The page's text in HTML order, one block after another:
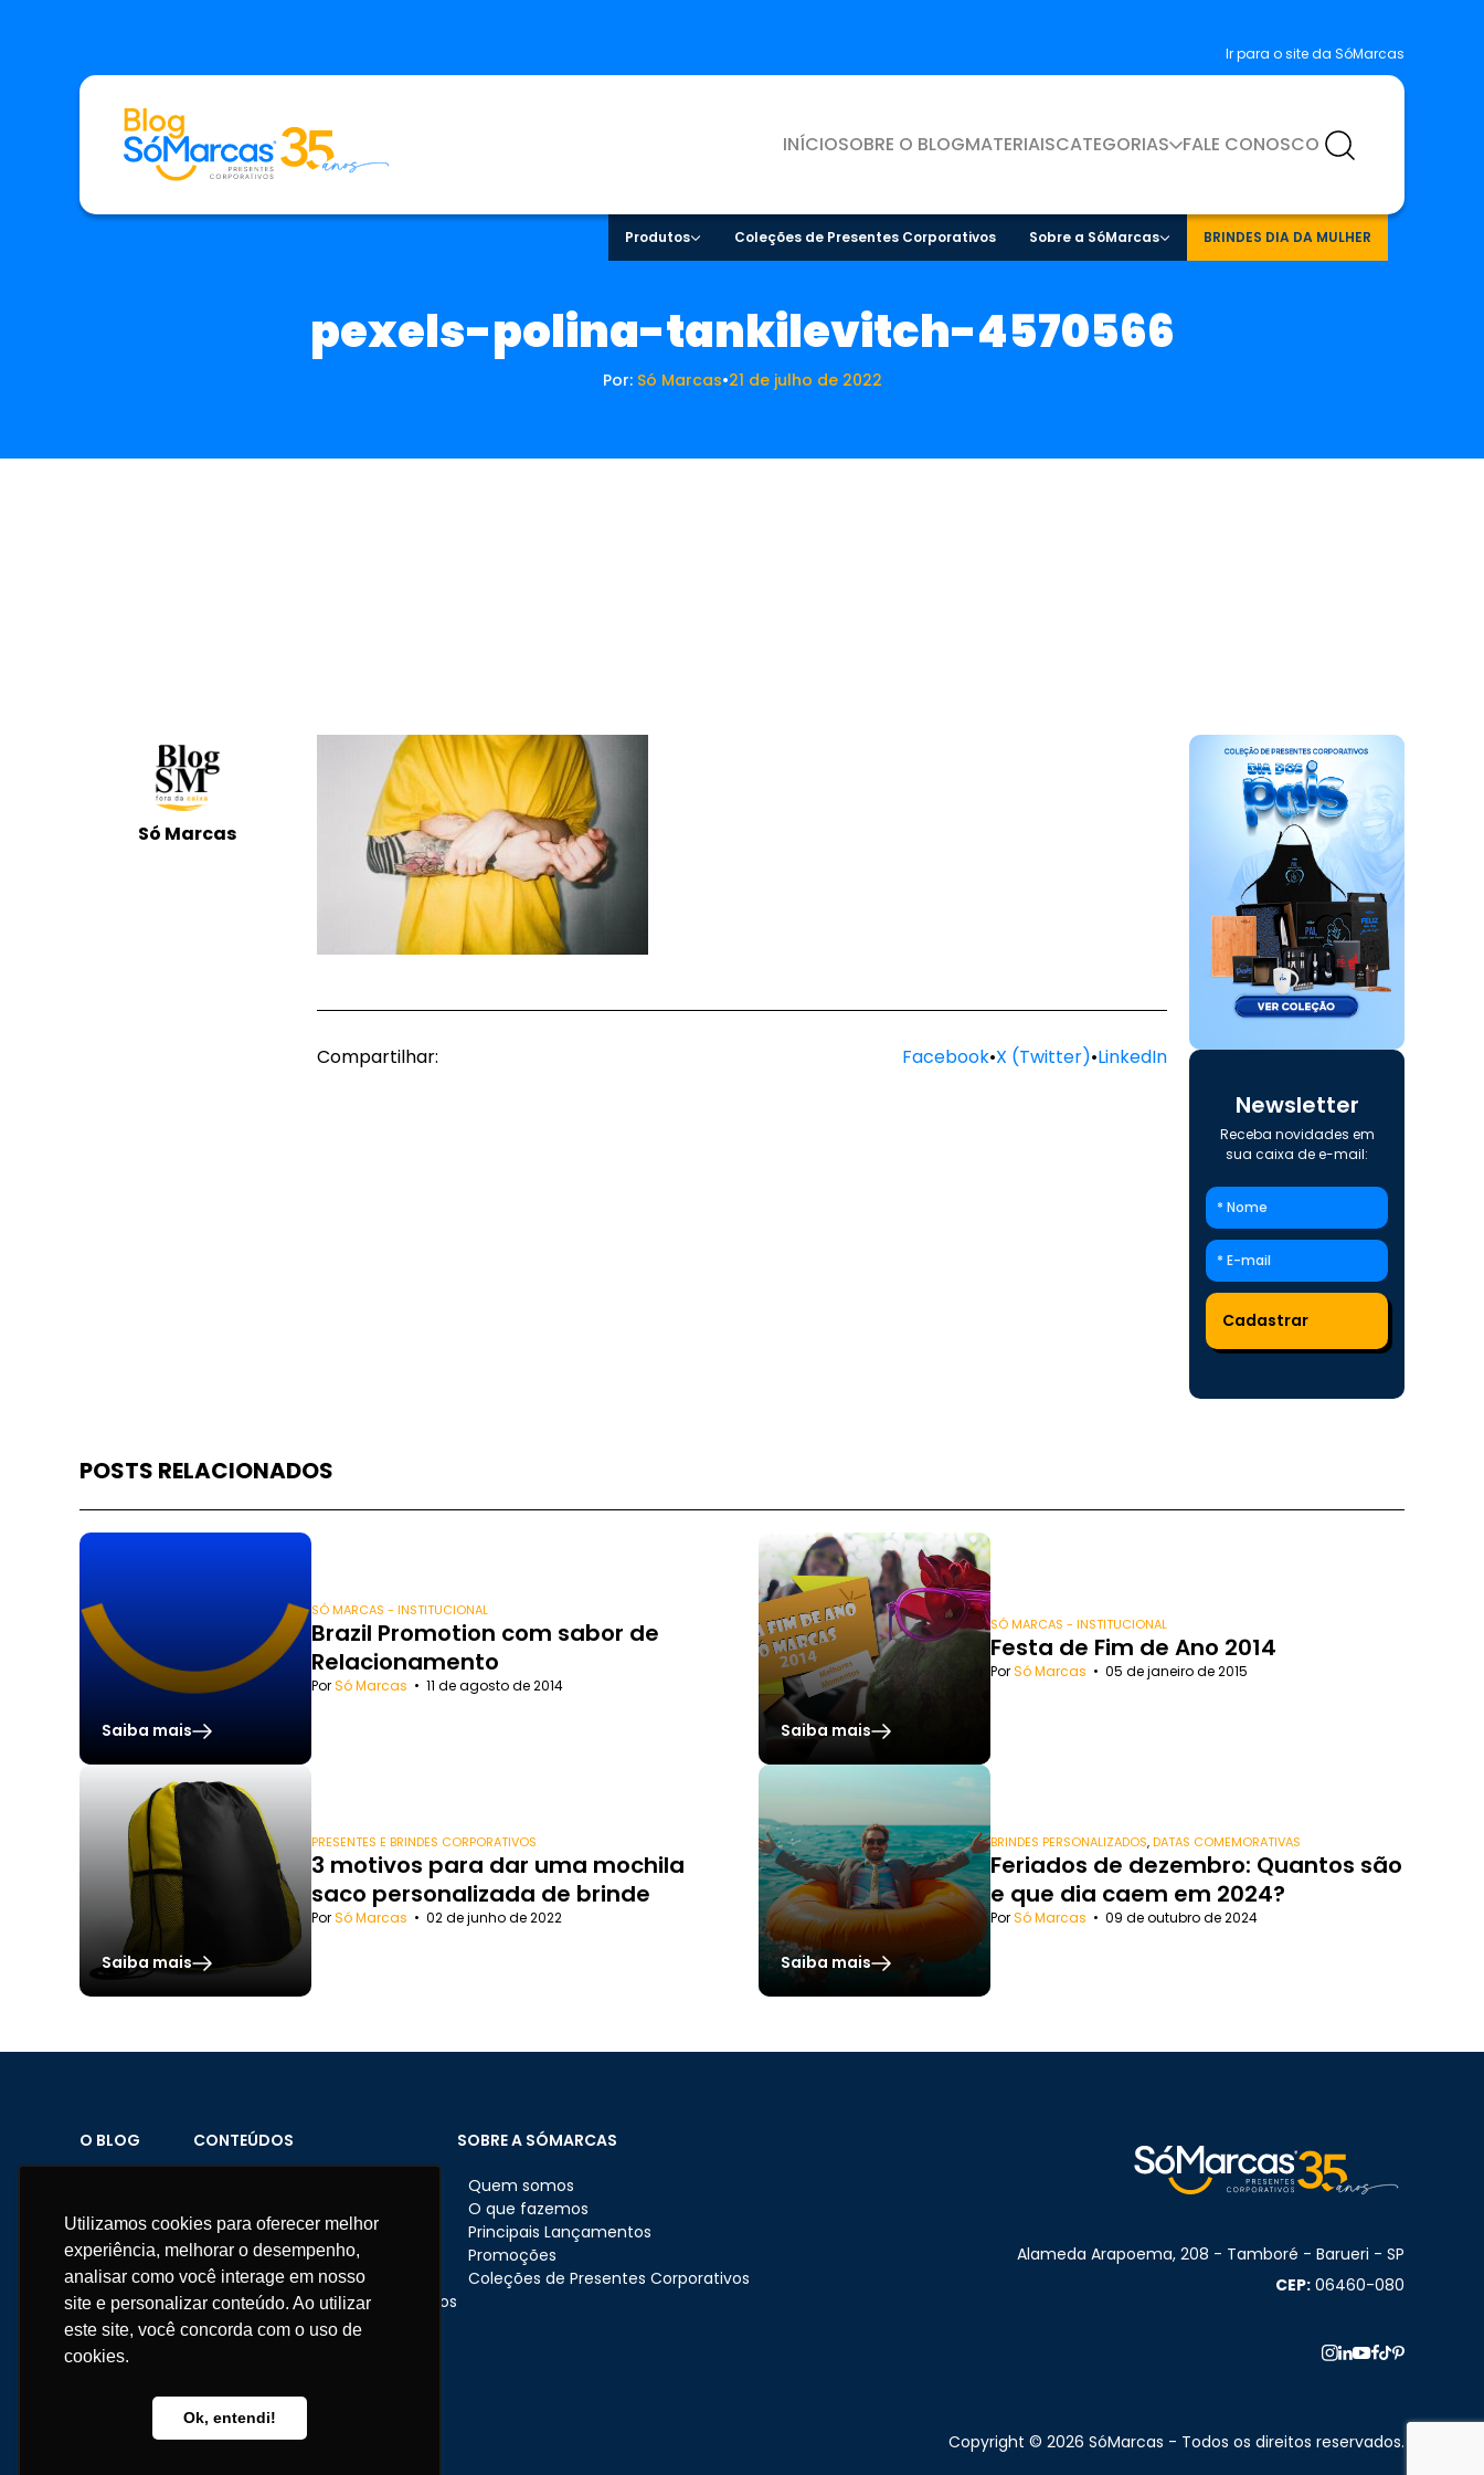
Utilizamos cookies para oferecer melhor
experiência, melhorar o desempenho,
analisar como você interage em nosso
site e personalizar conteúdo. Ao utilizar
este site, você concorda com o uso de
cookies.
Ok, entendi!
Ir para o site da SóMarcas
INÍCIOSOBRE O BLOGMATERIAISCATEGORIAS FALE CONOSCO
Produtos Coleções de Presentes Corporativos Sobre a SóMarcas BRINDES DIA DA MULHER
pexels-polina-tankilevitch-4570566
Por: Só Marcas•21 de julho de 2022
Só Marcas
Compartilhar: Facebook•X (Twitter)•LinkedIn
Newsletter
Receba novidades em
sua caixa de e-mail:
POSTS RELACIONADOS
Saiba mais
SÓ MARCAS - INSTITUCIONAL
Brazil Promotion com sabor de
Relacionamento
PorSó Marcas • 11 de agosto de 2014
Saiba mais
SÓ MARCAS - INSTITUCIONAL
Festa de Fim de Ano 2014
PorSó Marcas • 05 de janeiro de 2015
Saiba mais
PRESENTES E BRINDES CORPORATIVOS
3 motivos para dar uma mochila
saco personalizada de brinde
PorSó Marcas • 02 de junho de 2022
Saiba mais
BRINDES PERSONALIZADOS,DATAS COMEMORATIVAS
Feriados de dezembro: Quantos são
e que dia caem em 2024?
PorSó Marcas • 09 de outubro de 2024
O BLOG
Materiais
Fale conosco
CONTEÚDOS
Feriados
Dicas e ações nas empresas
Eventos corporativos
Presentes e brindes corporativos
RH
SOBRE A SÓMARCAS
Quem somos
O que fazemos
Principais Lançamentos
Promoções
Coleções de Presentes Corporativos
Alameda Arapoema, 208 - Tamboré - Barueri - SP
CEP: 06460-080
WhatsApp:
11 95681-5743
atendimento@somarcas.com.br
Copyright © 2026 SóMarcas - Todos os direitos reservados.